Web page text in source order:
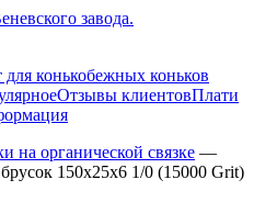
завода.
конькобежных коньков
Отзывы клиентовПлати
на органической связке —
150х25х6 1/0 (15000 Grit)